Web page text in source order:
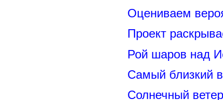
Оцениваем
Проект
Рой шаров над
Самый близкий
Солнечный